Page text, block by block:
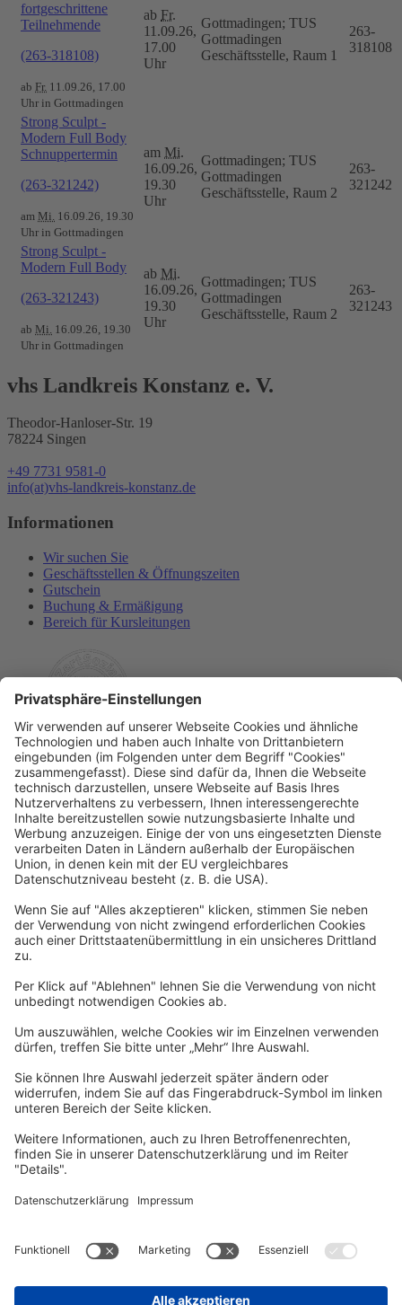
fortgeschrittene
Teilnehmende
(263-318108)
ab Fr. 11.09.26, 17.00
Uhr in Gottmadingen
ab Fr.
11.09.26,
17.00
Uhr
Gottmadingen; TUS
Gottmadingen
Geschäftsstelle, Raum 1
263-
318108
Strong Sculpt -
Modern Full Body
Schnuppertermin
(263-321242)
am Mi. 16.09.26, 19.30
Uhr in Gottmadingen
am Mi.
16.09.26,
19.30
Uhr
Gottmadingen; TUS
Gottmadingen
Geschäftsstelle, Raum 2
263-
321242
Strong Sculpt -
Modern Full Body
(263-321243)
ab Mi. 16.09.26, 19.30
Uhr in Gottmadingen
ab Mi.
16.09.26,
19.30
Uhr
Gottmadingen; TUS
Gottmadingen
Geschäftsstelle, Raum 2
263-
321243
vhs Landkreis Konstanz e. V.
Theodor-Hanloser-Str. 19
78224 Singen
+49 7731 9581-0
info(at)vhs-landkreis-konstanz.de
Informationen
Wir suchen Sie
Geschäftsstellen & Öffnungszeiten
Gutschein
Buchung & Ermäßigung
Bereich für Kursleitungen
Rechtliches
Allgemeine Geschäftsbedingungen
Widerrufsbelehrung
Datenschutzerklärung
Barrierefreiheitserklärung
Impressum
Newsletter
Per E-Mail informieren wir Sie über interessante Angebote.
Zum Newsletter anmelden
vhs Post
Zur vhs Post anmelden
Kontrast
Kurs-Merkliste
Bitte melden Sie sich über den folgenden Button an:
Sie haben noch kein Konto?